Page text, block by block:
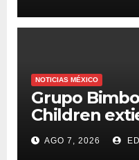
NOTICIAS MÉXICO
Grupo
Children
apoyar a
Venezuela
AGO 7, 2026